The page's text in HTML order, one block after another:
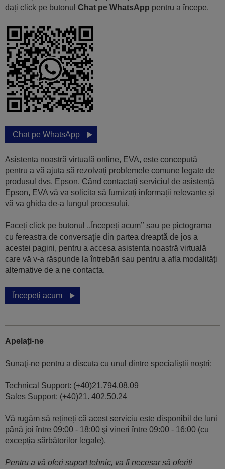
dați click pe butonul Chat pe WhatsApp pentru a începe.
Chat pe WhatsApp
Asistenta noastră virtuală online, EVA, este concepută
pentru a vă ajuta să rezolvați problemele comune legate de
produsul dvs. Epson. Când contactați serviciul de asistență
Epson, EVA vă va solicita să furnizați informații relevante și
vă va ghida de-a lungul procesului.
Faceți click pe butonul ,,Începeți acum’’ sau pe pictograma
cu fereastra de conversaţie din partea dreaptă de jos a
acestei pagini, pentru a accesa asistenta noastră virtuală
care vă v-a răspunde la întrebări sau pentru a afla modalități
alternative de a ne contacta.
Începeți acum
Apelați-ne
Sunaţi-ne pentru a discuta cu unul dintre specialiştii noştri:
Technical Support: (+40)21.794.08.09
Sales Support: (+40)21. 402.50.24
Vă rugăm să rețineți că acest serviciu este disponibil de luni
până joi între 09:00 - 18:00 şi vineri între 09:00 - 16:00 (cu
excepția sărbătorilor legale).
Pentru a vă oferi suport tehnic, va fi necesar să oferiți